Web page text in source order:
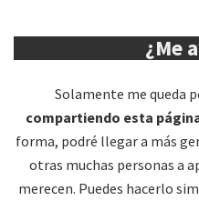
¿Me
Solamente me queda
compartiendo esta
forma, podré llegar a más
otras muchas personas a
merecen. Puedes hacerlo